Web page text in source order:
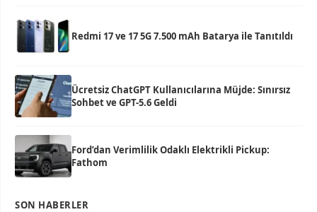
Redmi 17 ve 17 5G 7.500 mAh Batarya ile Tanıtıldı
Ücretsiz ChatGPT Kullanıcılarına Müjde: Sınırsız
Sohbet ve GPT-5.6 Geldi
Ford’dan Verimlilik Odaklı Elektrikli Pickup:
Fathom
SON HABERLER